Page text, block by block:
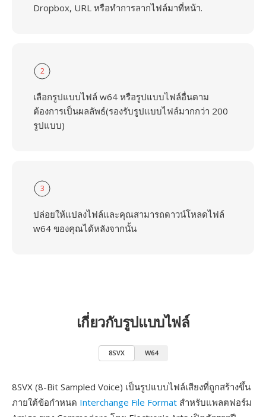
Dropbox, URL หรือทำการลากไฟล์มาที่หน้า.
2
เลือกรูปแบบไฟล์ w64 หรือรูปแบบไฟล์อื่นตาม
ต้องการเป็นผลลัพธ์(รองรับรูปแบบไฟล์มากกว่า 200
รูปแบบ)
3
ปล่อยให้แปลงไฟล์และคุณสามารถดาวน์โหลดไฟล์
w64 ของคุณได้หลังจากนั้น
เกี่ยวกับรูปแบบไฟล์
8SVX W64
8SVX (8-Bit Sampled Voice) เป็นรูปแบบไฟล์เสียงที่ถูกสร้างขึ้น
ภายใต้ข้อกำหนด Interchange File Format สำหรับแพลตฟอร์ม